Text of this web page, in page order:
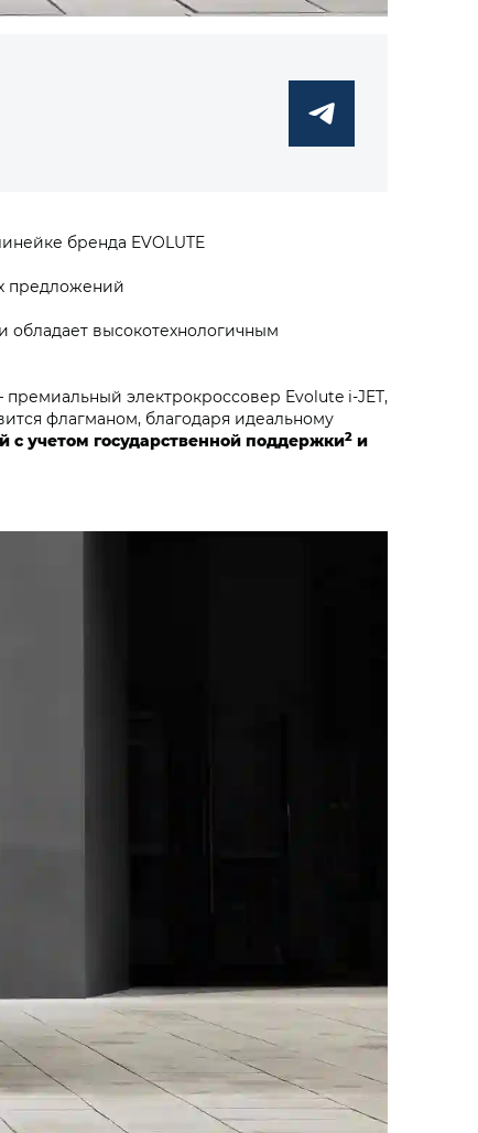
бренда EVOLUTE
предложений
высокотехнологичным
электрокроссовер Evolute i‑JET,
флагманом, благодаря идеальному
с учетом государственной поддержки2 и